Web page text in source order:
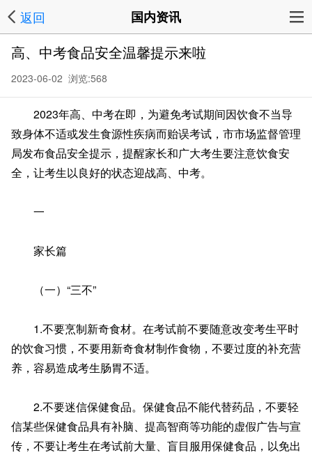
返回 国内资讯
高、中考食品安全温馨提示来啦
2023-06-02 浏览:568
2023年高、中考在即，为避免考试期间因饮食不当导
致身体不适或发生食源性疾病而贻误考试，市市场监督管理
局发布食品安全提示，提醒家长和广大考生要注意饮食安
全，让考生以良好的状态迎战高、中考。
一
家长篇
（一）“三不”
1.不要烹制新奇食材。在考试前不要随意改变考生平时
的饮食习惯，不要用新奇食材制作食物，不要过度的补充营
养，容易造成考生肠胃不适。
2.不要迷信保健食品。保健食品不能代替药品，不要轻
信某些保健食品具有补脑、提高智商等功能的虚假广告与宣
传，不要让考生在考试前大量、盲目服用保健食品，以免出